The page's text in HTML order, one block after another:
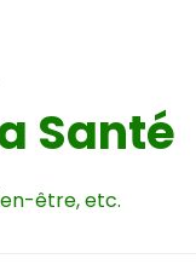
Santé
être, etc.